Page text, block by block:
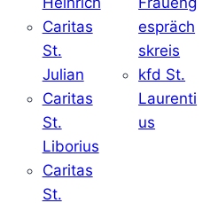
Caritas
St.
Julian
Caritas
St.
Liborius
Caritas
St.
espräch
skreis
kfd St.
Laurenti
us